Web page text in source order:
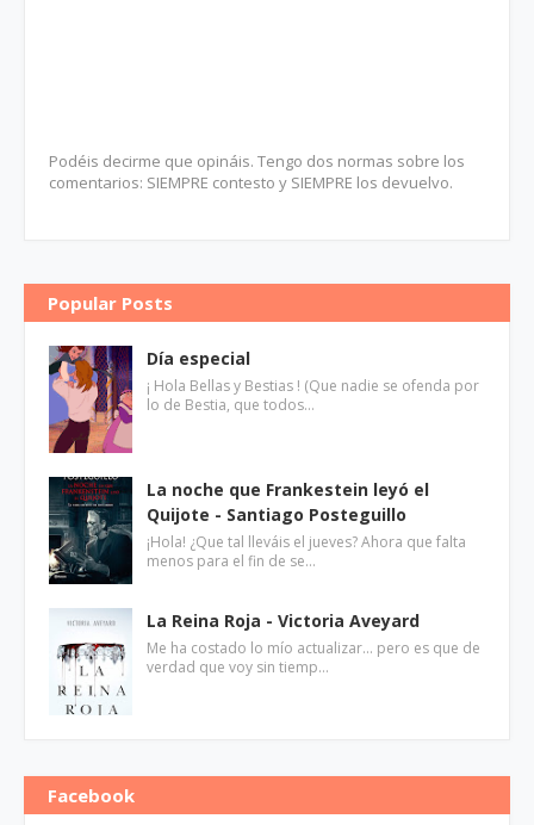
Podéis decirme que opináis. Tengo dos normas sobre los
comentarios: SIEMPRE contesto y SIEMPRE los devuelvo.
Popular Posts
Día especial
¡ Hola Bellas y Bestias ! (Que nadie se ofenda por
lo de Bestia, que todos…
La noche que Frankestein leyó el
Quijote - Santiago Posteguillo
¡Hola! ¿Que tal lleváis el jueves? Ahora que falta
menos para el fin de se…
La Reina Roja - Victoria Aveyard
Me ha costado lo mío actualizar... pero es que de
verdad que voy sin tiemp…
Facebook